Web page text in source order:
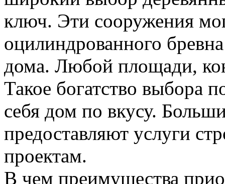
ключ. Эти сооружения
оцилиндрованного
дома. Любой площади,
Такое богатство выбора
себя дом по вкусу.
предоставляют услуги
проектам.
В чем преимущества